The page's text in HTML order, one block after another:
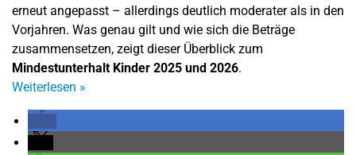
erneut angepasst – allerdings deutlich moderater als in den
Vorjahren. Was genau gilt und wie sich die Beträge
zusammensetzen, zeigt dieser Überblick zum
Mindestunterhalt Kinder 2025 und 2026.
Weiterlesen »